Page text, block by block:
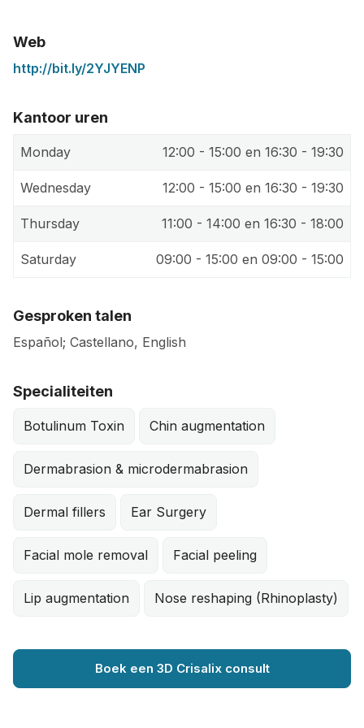
Web
http://bit.ly/2YJYENP
Kantoor uren
Monday 12:00 - 15:00 en 16:30 - 19:30
Wednesday 12:00 - 15:00 en 16:30 - 19:30
Thursday 11:00 - 14:00 en 16:30 - 18:00
Saturday 09:00 - 15:00 en 09:00 - 15:00
Gesproken talen
Español; Castellano, English
Specialiteiten
Botulinum Toxin Chin augmentation
Dermabrasion & microdermabrasion
Dermal fillers Ear Surgery
Facial mole removal Facial peeling
Lip augmentation Nose reshaping (Rhinoplasty)
Boek een 3D Crisalix consult